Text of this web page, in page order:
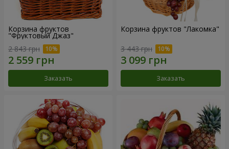
Корзина фруктов
"Фруктовый Джаз"
2 843 грн
Заказать
Корзина фруктов "Лакомка"
3 443 грн
Заказать